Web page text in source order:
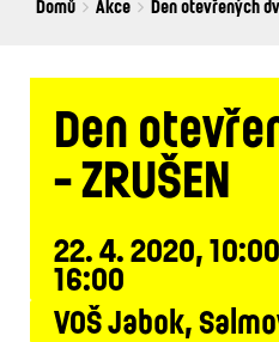
Breadcrumbs
You
Domů Akce Den otevřených
Den
- ZRUŠEN
22. 4. 2020,
16:00
VOŠ Jabok,